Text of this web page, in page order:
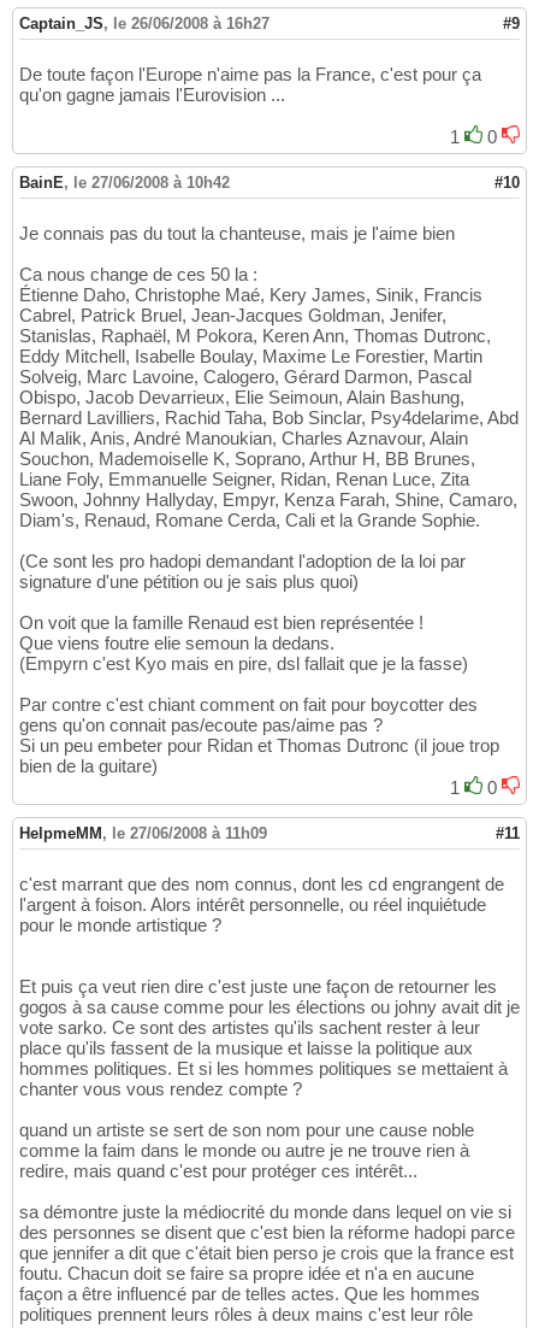
Captain_JS, le 26/06/2008 à 16h27 #9
De toute façon l'Europe n'aime pas la France, c'est pour ça
qu'on gagne jamais l'Eurovision ...
1 0
BainE, le 27/06/2008 à 10h42 #10
Je connais pas du tout la chanteuse, mais je l'aime bien
Ca nous change de ces 50 la :
Étienne Daho, Christophe Maé, Kery James, Sinik, Francis
Cabrel, Patrick Bruel, Jean-Jacques Goldman, Jenifer,
Stanislas, Raphaël, M Pokora, Keren Ann, Thomas Dutronc,
Eddy Mitchell, Isabelle Boulay, Maxime Le Forestier, Martin
Solveig, Marc Lavoine, Calogero, Gérard Darmon, Pascal
Obispo, Jacob Devarrieux, Elie Seimoun, Alain Bashung,
Bernard Lavilliers, Rachid Taha, Bob Sinclar, Psy4delarime, Abd
Al Malik, Anis, André Manoukian, Charles Aznavour, Alain
Souchon, Mademoiselle K, Soprano, Arthur H, BB Brunes,
Liane Foly, Emmanuelle Seigner, Ridan, Renan Luce, Zita
Swoon, Johnny Hallyday, Empyr, Kenza Farah, Shine, Camaro,
Diam's, Renaud, Romane Cerda, Cali et la Grande Sophie.
(Ce sont les pro hadopi demandant l'adoption de la loi par
signature d'une pétition ou je sais plus quoi)
On voit que la famille Renaud est bien représentée !
Que viens foutre elie semoun la dedans.
(Empyrn c'est Kyo mais en pire, dsl fallait que je la fasse)
Par contre c'est chiant comment on fait pour boycotter des
gens qu'on connait pas/ecoute pas/aime pas ?
Si un peu embeter pour Ridan et Thomas Dutronc (il joue trop
bien de la guitare)
1
0
HelpmeMM , le 27/06/2008 à 11h09 #11
c'est marrant que des nom connus, dont les cd engrangent de
l'argent à foison. Alors intérêt personnelle, ou réel inquiétude
pour le monde artistique ?
Et puis ça veut rien dire c'est juste une façon de retourner les
gogos à sa cause comme pour les élections ou johny avait dit je
vote sarko. Ce sont des artistes qu'ils sachent rester à leur
place qu'ils fassent de la musique et laisse la politique aux
hommes politiques. Et si les hommes politiques se mettaient à
chanter vous vous rendez compte ?
quand un artiste se sert de son nom pour une cause noble
comme la faim dans le monde ou autre je ne trouve rien à
redire, mais quand c'est pour protéger ces intérêt...
sa démontre juste la médiocrité du monde dans lequel on vie si
des personnes se disent que c'est bien la réforme hadopi parce
que jennifer a dit que c'était bien perso je crois que la france est
foutu. Chacun doit se faire sa propre idée et n'a en aucune
façon a être influencé par de telles actes. Que les hommes
politiques prennent leurs rôles à deux mains c'est leur rôle